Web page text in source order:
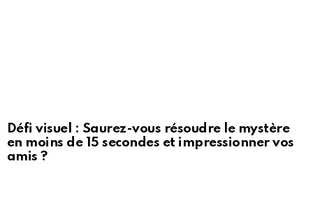
Défi visuel : Saurez-vous résoudre le mystère
en moins de 15 secondes et impressionner vos
amis ?